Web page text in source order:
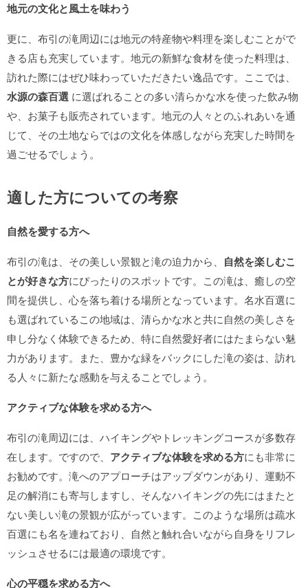
地元の文化と風土を味わう
更に、布引の滝周辺には地元の特産物や料理を楽しむことがで
きる店も充実しています。地元の新鮮な食材を使った料理は、
訪れた際にはぜひ味わっていただきたい逸品です。ここでは、
水源の森百選 に選ばれることの多い清らかな水を使った飲み物
や、お菓子も販売されています。地元の人々とのふれあいを通
じて、その土地ならではの文化を体感しながら充実した時間を
過ごせるでしょう。
適した方についての考察
自然を愛する方へ
布引の滝は、その美しい景観と滝の迫力から、 自然を楽しむこ
とが好きな方にぴったりのスポットです。この滝は、癒しの空
間を提供し、心を落ち着ける場所となっています。名水百選に
も選ばれているこの地域は、清らかな水と共に自然の美しさを
申し分なく体験できるため、特に自然愛好者にはたまらない魅
力があります。また、豊かな緑をバックにした滝の姿は、訪れ
る人々に新たな感動を与えることでしょう。
アクティブな体験を求める方へ
布引の滝周辺には、ハイキングやトレッキングコースが多数存
在します。ですので、 アクティブな体験を求める方にも非常に
お勧めです。滝へのアプローチはアップダウンがあり、運動不
足の解消にも寄与しますし、そんなハイキングの先にはまたと
ない美しい滝の景観が広がっています。このような場所は疏水
百選にも名を連ねており、自然と触れ合いながら自身をリフレ
ッシュさせるには最適の環境です。
心の平穏を求める方へ